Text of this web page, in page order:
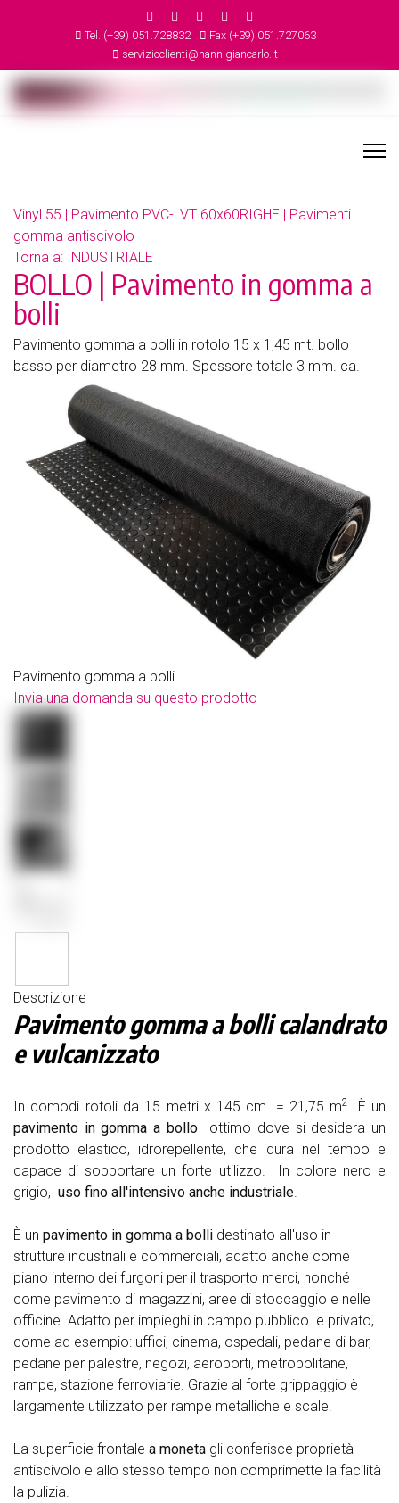
Tel. (+39) 051.728832
Fax (+39) 051.727063
servizioclienti@nannigiancarlo.it
Vinyl 55 | Pavimento PVC-LVT 60x60RIGHE | Pavimenti
gomma antiscivolo
Torna a: INDUSTRIALE
BOLLO | Pavimento in gomma a
bolli
Pavimento gomma a bolli in rotolo 15 x 1,45 mt. bollo
basso per diametro 28 mm. Spessore totale 3 mm. ca.
Pavimento gomma a bolli
Invia una domanda su questo prodotto
Descrizione
Pavimento gomma a bolli calandrato
e vulcanizzato
In comodi rotoli da 15 metri x 145 cm. = 21,75 m2. È un
pavimento in gomma a bollo
ottimo dove si desidera un
prodotto elastico, idrorepellente, che dura nel tempo e
capace di sopportare un forte utilizzo. In colore nero e
grigio, uso fino all'intensivo anche industriale.
È un pavimento in gomma a bolli destinato all'uso in
strutture industriali e commerciali, adatto anche come
piano interno dei furgoni per il trasporto merci, nonché
come pavimento di magazzini, aree di stoccaggio e nelle
officine. Adatto per impieghi in campo pubblico e privato,
come ad esempio: uffici, cinema, ospedali, pedane di bar,
pedane per palestre, negozi, aeroporti, metropolitane,
rampe, stazione ferroviarie. Grazie al forte grippaggio è
largamente utilizzato per rampe metalliche e scale.
La superficie frontale a moneta gli conferisce proprietà
antiscivolo e allo stesso tempo non comprimette la facilità
la pulizia.